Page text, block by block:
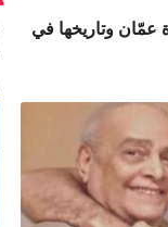
عمّان وتاريخها في